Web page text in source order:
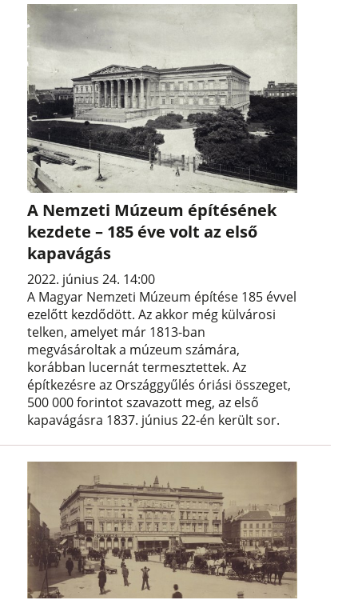
A Nemzeti Múzeum építésének
kezdete – 185 éve volt az első
kapavágás
2022. június 24. 14:00
A Magyar Nemzeti Múzeum építése 185 évvel
ezelőtt kezdődött. Az akkor még külvárosi
telken, amelyet már 1813-ban
megvásároltak a múzeum számára,
korábban lucernát termesztettek. Az
építkezésre az Országgyűlés óriási összeget,
500 000 forintot szavazott meg, az első
kapavágásra 1837. június 22-én került sor.